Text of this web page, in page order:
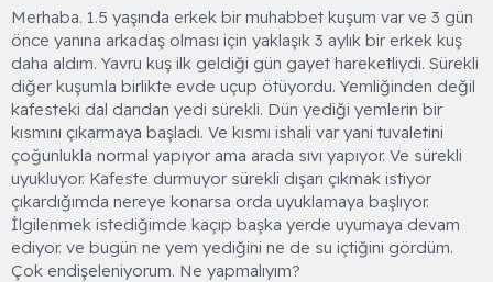
ş
a
t
a
n
r
i
h
Merhaba. 1.5 yaşında erkek bir muhabbet kuşum var ve 3 gün
önce yanına arkadaş olması için yaklaşık 3 aylık bir erkek kuş
daha aldım. Yavru kuş ilk geldiği gün gayet hareketliydi. Sürekli
diğer kuşumla birlikte evde uçup ötüyordu. Yemliğinden değil
kafesteki dal darıdan yedi sürekli. Dün yediği yemlerin bir
kısmını çıkarmaya başladı. Ve kısmı ishali var yani tuvaletini
çoğunlukla normal yapıyor ama arada sıvı yapıyor. Ve sürekli
uyukluyor. Kafeste durmuyor sürekli dışarı çıkmak istiyor
çıkardığımda nereye konarsa orda uyuklamaya başlıyor.
İlgilenmek istediğimde kaçıp başka yerde uyumaya devam
ediyor. ve bugün ne yem yediğini ne de su içtiğini gördüm.
Çok endişeleniyorum. Ne yapmalıyım?